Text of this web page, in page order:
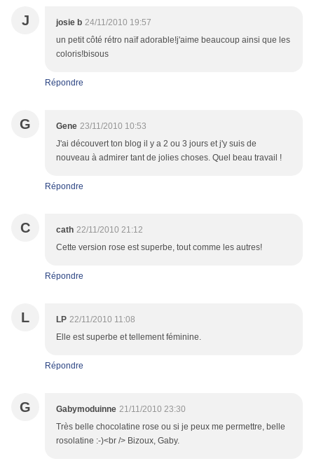
J josie b 24/11/2010 19:57
un petit côté rétro naïf adorable!j'aime beaucoup ainsi que les
coloris!bisous
Répondre
G Gene 23/11/2010 10:53
J'ai découvert ton blog il y a 2 ou 3 jours et j'y suis de
nouveau à admirer tant de jolies choses. Quel beau travail !
Répondre
C cath 22/11/2010 21:12
Cette version rose est superbe, tout comme les autres!
Répondre
L LP 22/11/2010 11:08
Elle est superbe et tellement féminine.
Répondre
G Gabymoduinne 21/11/2010 23:30
Très belle chocolatine rose ou si je peux me permettre, belle
rosolatine :-)<br /> Bizoux, Gaby.